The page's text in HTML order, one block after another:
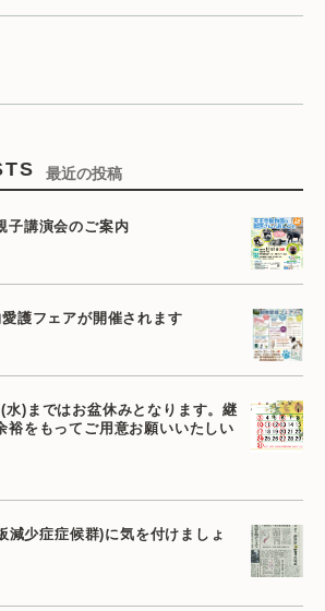
最近の投稿
子講演会のご案内
護フェアが開催されます
)まではお盆休みとなります。継
裕をもってご用意お願いいたしい
減少症症候群)に気を付けましょ